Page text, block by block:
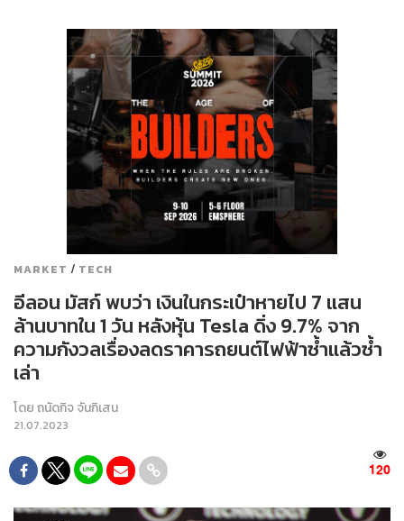
MARKET / TECH
อีลอน มัสก์ พบว่า เงินในกระเป๋าหายไป 7 แสน
ล้านบาทใน 1 วัน หลังหุ้น Tesla ดิ่ง 9.7% จาก
ความกังวลเรื่องลดราคารถยนต์ไฟฟ้าซ้ำแล้วซ้ำ
เล่า
โดยถนัดกิจ จันกิเสน
21.07.2023
120